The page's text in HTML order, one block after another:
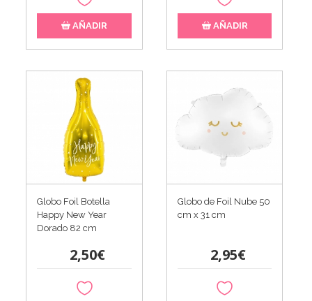
AÑADIR AÑADIR
Globo Foil Botella
Happy New Year
Dorado 82 cm
2,50€
Globo de Foil Nube 50
cm x 31 cm
2,95€